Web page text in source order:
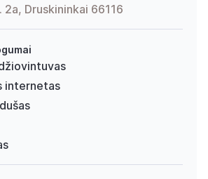
2a, Druskininkai 66116
internetas